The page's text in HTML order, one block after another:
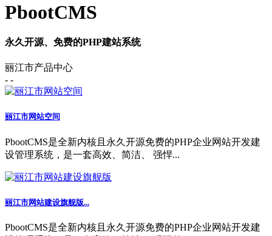
PbootCMS
永久开源、免费的PHP建站系统
丽江市产品中心
- -
丽江市网站空间
PbootCMS是全新内核且永久开源免费的PHP企业网站开发建
设管理系统，是一套高效、简洁、 强悍...
丽江市网站建设旗舰版...
PbootCMS是全新内核且永久开源免费的PHP企业网站开发建